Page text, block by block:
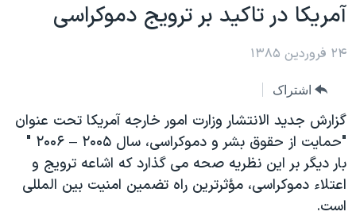
محتوای
اصلی
صفحه
اصلی
جهش
به
جستجو
موضوع ها
ایران
آمریکا
جهان
ورزشی
گزیده‌ها
برنامه های تلویزیونی
جدول برنامه ها
صفحه‌های ویژه
جام جهانی ۲۰۲۶
عملیات خشم حماسی
فرکانس‌های صدای آمریکا
پخش رادیویی
یادگیری زبان انگلیسی
آمريکا در تاکيد بر ترويج دموکراسی
۲۴ فروردین ۱۳۸۵
اشتراک
گزارش جديد الانتشار وزارت امور خارجه آمريکا تحت عنوان
"حمايت از حقوق بشر و دموکراسی، سال ۲۰۰۵ – ۲۰۰۶ "
بار ديگر بر اين نظريه صحه می گذارد که اشاعه ترويج و
اعتلاء دموکراسی، مؤثرترين راه تضمين امنيت بين المللی
است.